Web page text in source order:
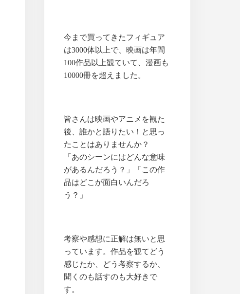
今まで買ってきたフィギュア
は3000体以上で、映画は年間
100作品以上観ていて、漫画も
10000冊を超えました。
皆さんは映画やアニメを観た
後、誰かと語りたい！と思っ
たことはありませんか？
「あのシーンにはどんな意味
があるんだろう？」「この作
品はどこが面白いんだろ
う？」
考察や感想に正解は無いと思
っています。作品を観てどう
感じたか、どう考察するか、
聞くのも話すのも大好きで
す。